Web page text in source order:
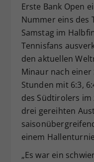
Erste Bank Open
Nummer eins des
Samstag im
Tennisfans
den aktuellen
Minaur nach einer
Stunden mit 6:3,
des Südtirolers
drei gereihten
einem
„Es war ein